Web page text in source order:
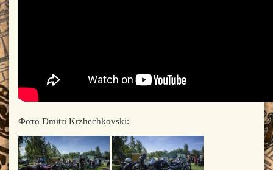
Фото Dmitri Krzhechkovski: